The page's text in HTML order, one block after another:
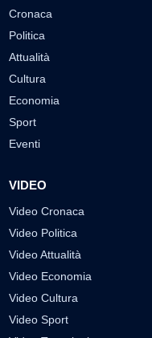
Cronaca
Politica
Attualità
Cultura
Economia
Sport
Eventi
VIDEO
Video Cronaca
Video Politica
Video Attualità
Video Economia
Video Cultura
Video Sport